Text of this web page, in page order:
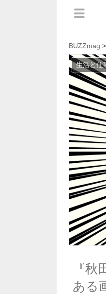
BUZZmag >
生活と仕
『
ある